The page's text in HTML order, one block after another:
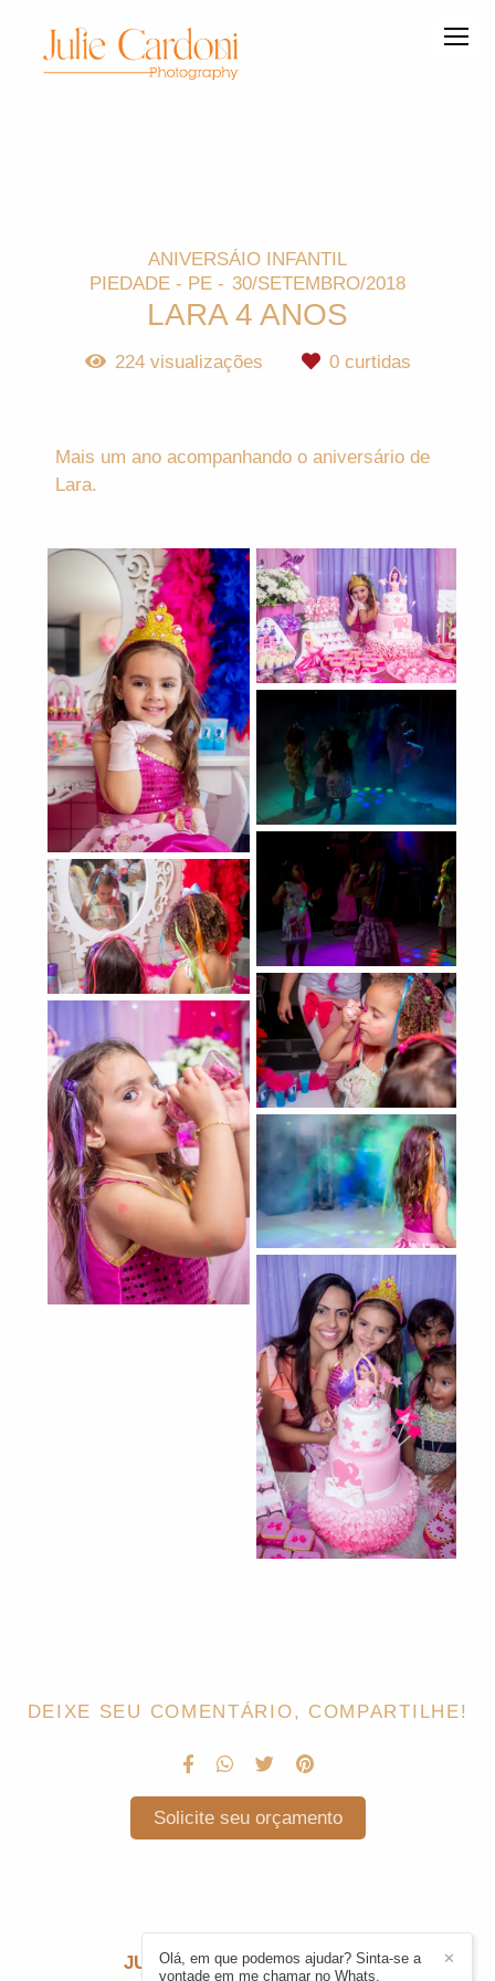
ANIVERSÁIO INFANTIL
PIEDADE - PE
30/SETEMBRO/2018
LARA 4 ANOS
224visualizações 0curtidas
Mais um ano acompanhando o aniversário de
Lara.
DEIXE SEU COMENTÁRIO, COMPARTILHE!
Solicite seu orçamento
JULIE CARDONI/CONTATO ✕
Olá, em que podemos ajudar? Sinta-se a
vontade em me chamar no Whats.